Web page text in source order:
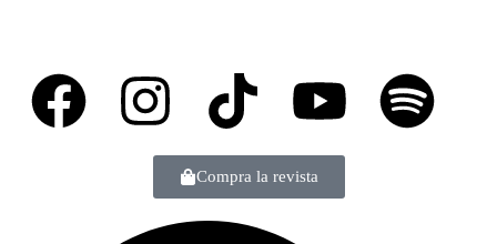
Compra la revista